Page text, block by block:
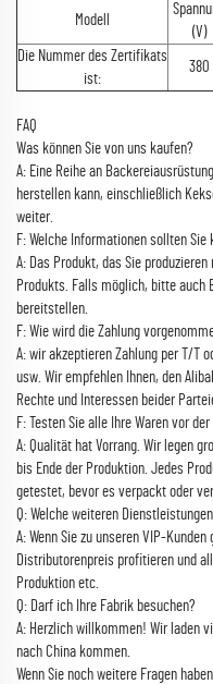
Modell
(V)
Die Nummer des Zertifikats
ist:
380
FAQ
Was können Sie von uns kaufen?
A: Eine Reihe an
herstellen kann, einschließlich
weiter.
F: Welche Informationen sollten
A: Das Produkt, das Sie
Produkts. Falls möglich, bitte auch
bereitstellen.
F: Wie wird die Zahlung
A: wir akzeptieren Zahlung per T/T
usw. Wir empfehlen Ihnen, den
Rechte und Interessen beider
F: Testen Sie alle Ihre Waren vor
A: Qualität hat Vorrang. Wir legen
bis Ende der Produktion. Jedes
getestet, bevor es verpackt oder
Q: Welche weiteren
A: Wenn Sie zu unseren VIP-
Distributorenpreis profitieren und
Produktion etc.
Q: Darf ich Ihre Fabrik besuchen?
A: Herzlich willkommen! Wir laden
nach China kommen.
Wenn Sie noch weitere Fragen